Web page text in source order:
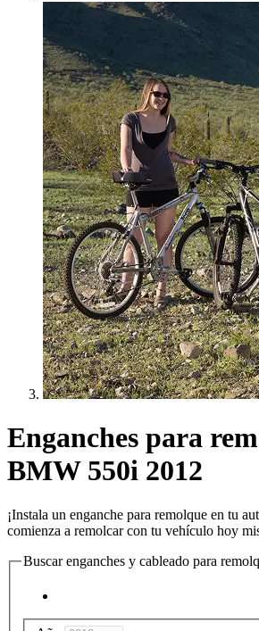
Enganches para
BMW 550i 2012
¡Instala un enganche para remolque en tu
comienza a remolcar con tu vehículo hoy
Buscar enganches y cableado para